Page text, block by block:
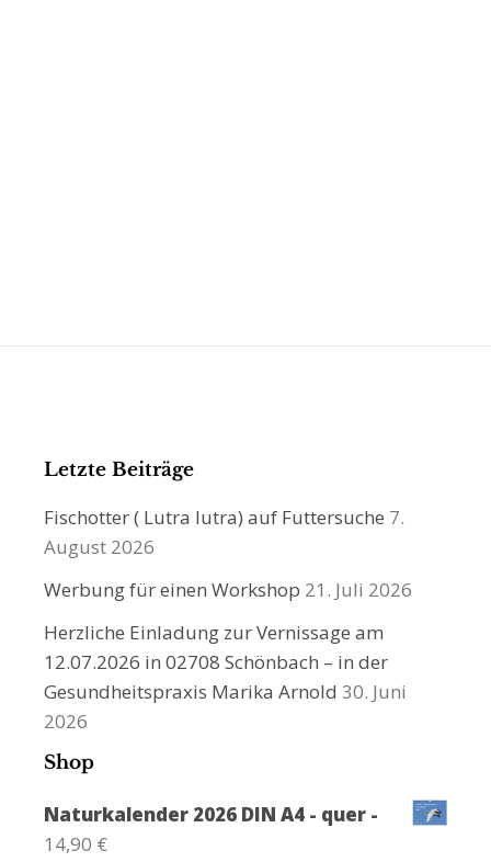
Letzte Beiträge
Fischotter ( Lutra lutra) auf Futtersuche 7.
August 2026
Werbung für einen Workshop 21. Juli 2026
Herzliche Einladung zur Vernissage am
12.07.2026 in 02708 Schönbach – in der
Gesundheitspraxis Marika Arnold 30. Juni
2026
Shop
Naturkalender 2026 DIN A4 - quer -
14,90 €